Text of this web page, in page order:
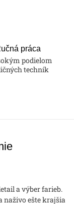
práca
podielom
techník
a výber farieb.
naživo ešte krajšia